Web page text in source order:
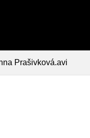
Prašivková.avi